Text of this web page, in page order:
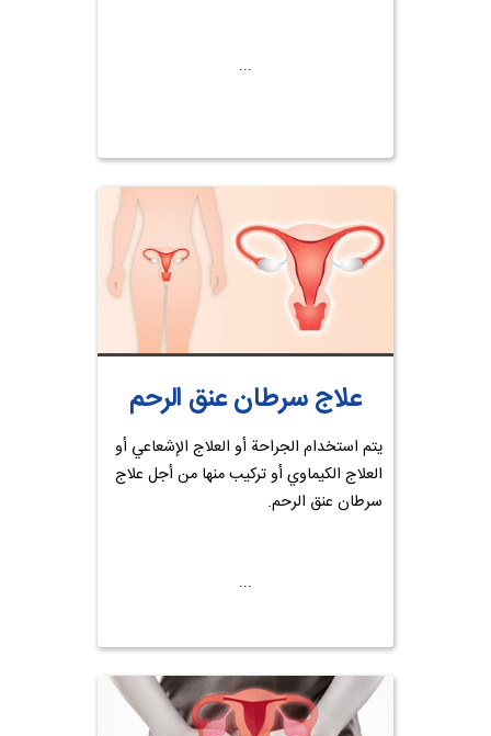
علاج سرطان عنق الرحم
يتم استخدام الجراحة أو العلاج الإشعاعي أو
العلاج الكيماوي أو تركيب منها من أجل علاج
سرطان عنق الرحم.